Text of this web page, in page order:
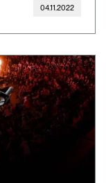
04.11.2022